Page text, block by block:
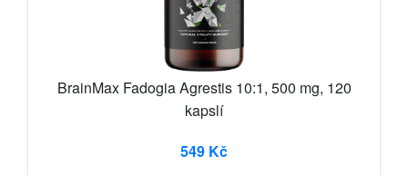
BrainMax Fadogia Agrestis 10:1, 500 mg, 120
kapslí
549 Kč